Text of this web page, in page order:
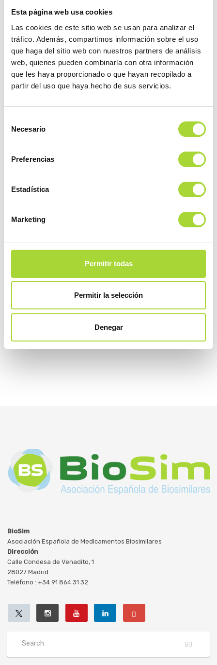
Esta página web usa cookies
Las cookies de este sitio web se usan para analizar el
tráfico. Además, compartimos información sobre el uso
que haga del sitio web con nuestros partners de análisis
web, quienes pueden combinarla con otra información
que les haya proporcionado o que hayan recopilado a
partir del uso que haya hecho de sus servicios.
Necesario
Preferencias
Estadística
Marketing
Permitir todas
Permitir la selección
Denegar
Justo antes del comienzo de la conferencia, Nick Haggar,
Presidente de la EGA, ha afirmado que 'EBG y las empresas
asociadas a EGA están desarrollando productos complejos
como los medicamentos biosimilares para aumentar el
de los costes están vinculados a las enfermedades crónicas.
sostenibilidad de los sistemas sanitarios de toda Europa '.
#EBGBIOS15 y seguir a las cuentas de la EGA en Twitter,
(Imagen destacada: @andrewfbourgoin)
COMPARTIR
BioSim
Asociación Española de Medicamentos Biosimilares
Dirección
Calle Condesa de Venadito, 1
28027 Madrid
Teléfono : +34 91 864 31 32